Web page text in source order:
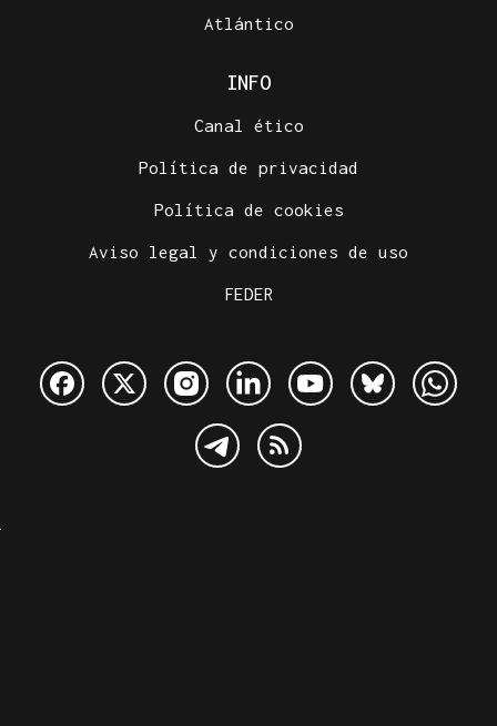
Atlántico
INFO
Canal ético
Política de privacidad
Política de cookies
Aviso legal y condiciones de uso
FEDER